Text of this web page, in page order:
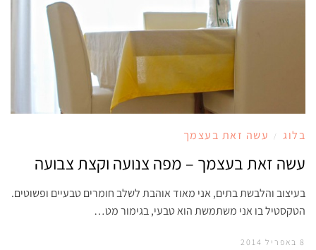
בלוג / עשה זאת בעצמך
עשה זאת בעצמך – מפה צנועה וקצת צבועה
בעיצוב והלבשת בתים, אני מאוד אוהבת לשלב חומרים טבעיים ופשוטים.
הטקסטיל בו אני משתמשת הוא טבעי, בגימור מט…
8 באפריל 2014